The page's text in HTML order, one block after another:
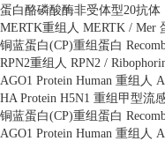
蛋白酪磷酸酶非受体型20抗体
MERTK重组人 MERTK / Mer
铜蓝蛋白(CP)重组蛋白
RPN2重组人 RPN2 /
AGO1 Protein Human 重组人
HA Protein H5N1 重组甲型流
铜蓝蛋白(CP)重组蛋白
AGO1 Protein Human 重组人